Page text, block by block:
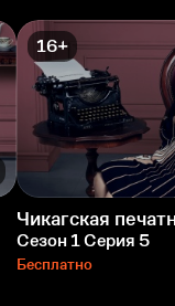
16+
Чикагская
Сезон 1 Серия 5
Бесплатно